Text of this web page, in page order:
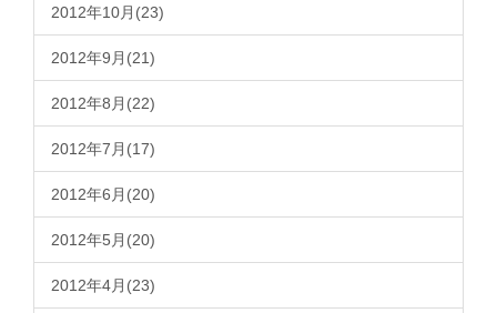
2012年10月(23)
2012年9月(21)
2012年8月(22)
2012年7月(17)
2012年6月(20)
2012年5月(20)
2012年4月(23)